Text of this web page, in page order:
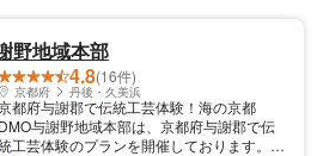
野地域本部
4.8(16件)
京都府 丹後・久美浜
都府与謝郡で伝統工芸体験！海の京都
DMO与謝野地域本部は、京都府与謝郡で伝
工芸体験のプランを開催しております。丹